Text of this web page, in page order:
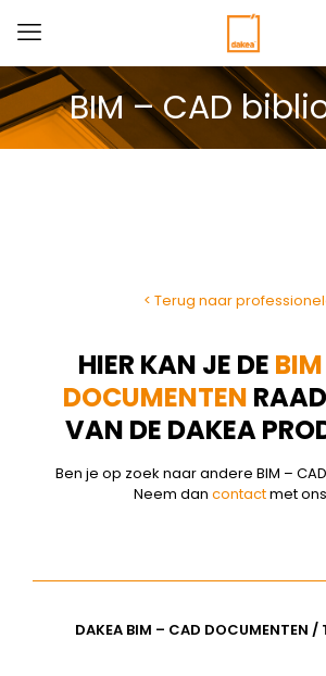
BIM – CAD
< Terug naar
HIER KAN JE DE
DOCUMENTEN
VAN DE DAKEA
Ben je op zoek naar andere BIM –
Neem dan contactmet
DAKEA BIM – CAD DOCUMENTEN /